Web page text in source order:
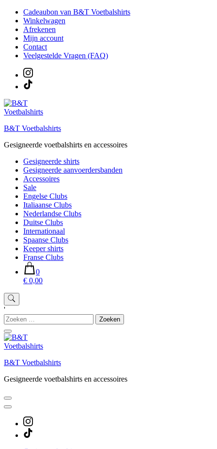
naar
inhoud
Cadeaubon van B&T Voetbalshirts
Winkelwagen
Afrekenen
Mijn account
Contact
Veelgestelde Vragen (FAQ)
B&T Voetbalshirts
Gesigneerde voetbalshirts en accessoires
Gesigneerde shirts
Gesigneerde aanvoerdersbanden
Accessoires
Sale
Engelse Clubs
Italiaanse Clubs
Nederlandse Clubs
Duitse Clubs
Internationaal
Spaanse Clubs
Keeper shirts
Franse Clubs
0
€ 0,00
'
Zoeken
naar:
B&T Voetbalshirts
Gesigneerde voetbalshirts en accessoires